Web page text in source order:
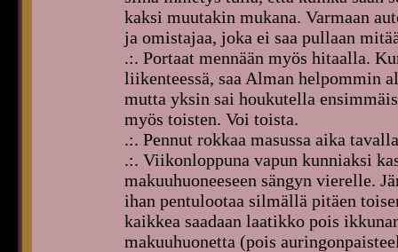
kaksi muutakin mukana. Varmaan
ja omistajaa, joka ei saa pullaan
.:. Portaat mennään myös hitaalla.
liikenteessä, saa Alman helpommin
mutta yksin sai houkutella
myös toisten. Voi toista.
.:. Pennut rokkaa masussa aika
.:. Viikonloppuna vapun kunniaksi
makuuhuoneeseen sängyn vierelle.
ihan pentulootaa silmällä pitäen
kaikkea saadaan laatikko pois
makuuhuonetta (pois